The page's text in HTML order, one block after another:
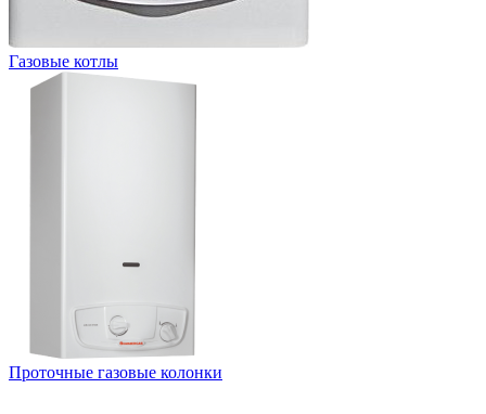
Газовые котлы
Проточные газовые колонки